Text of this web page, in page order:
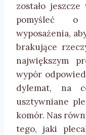
zostało
pomyśleć o
wyposażenia,
brakujące
największym
wypór
dylemat, na
usztywniane
komór. Nas
tego, jaki